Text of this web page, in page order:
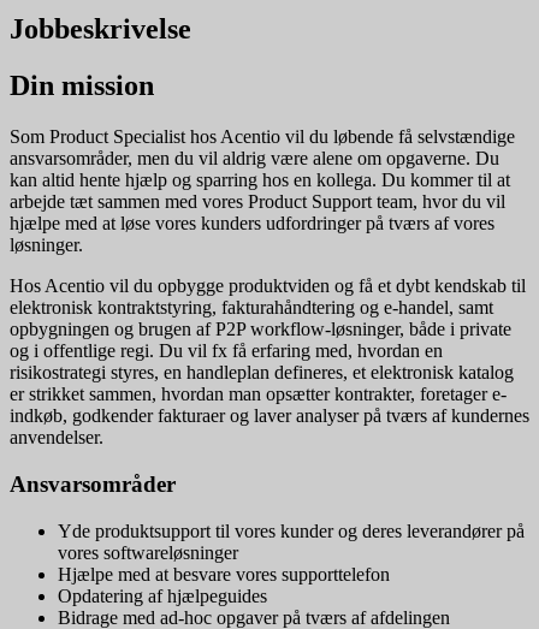
Jobbeskrivelse
Din mission
Som Product Specialist hos Acentio vil du løbende få selvstændige
ansvarsområder, men du vil aldrig være alene om opgaverne. Du
kan altid hente hjælp og sparring hos en kollega. Du kommer til at
arbejde tæt sammen med vores Product Support team, hvor du vil
hjælpe med at løse vores kunders udfordringer på tværs af vores
løsninger.
Hos Acentio vil du opbygge produktviden og få et dybt kendskab til
elektronisk kontraktstyring, fakturahåndtering og e-handel, samt
opbygningen og brugen af P2P workflow-løsninger, både i private
og i offentlige regi. Du vil fx få erfaring med, hvordan en
risikostrategi styres, en handleplan defineres, et elektronisk katalog
er strikket sammen, hvordan man opsætter kontrakter, foretager e-
indkøb, godkender fakturaer og laver analyser på tværs af kundernes
anvendelser.
Ansvarsområder
Yde produktsupport til vores kunder og deres leverandører på
vores softwareløsninger
Hjælpe med at besvare vores supporttelefon
Opdatering af hjælpeguides
Bidrage med ad-hoc opgaver på tværs af afdelingen